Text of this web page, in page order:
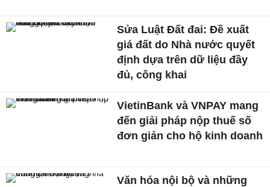
Sửa Luật Đất đai: Đề xuất
giá đất do Nhà nước quyết
định dựa trên dữ liệu đầy
đủ, công khai
VietinBank và VNPAY mang
đến giải pháp nộp thuế số
đơn giản cho hộ kinh doanh
Văn hóa nội bộ và những